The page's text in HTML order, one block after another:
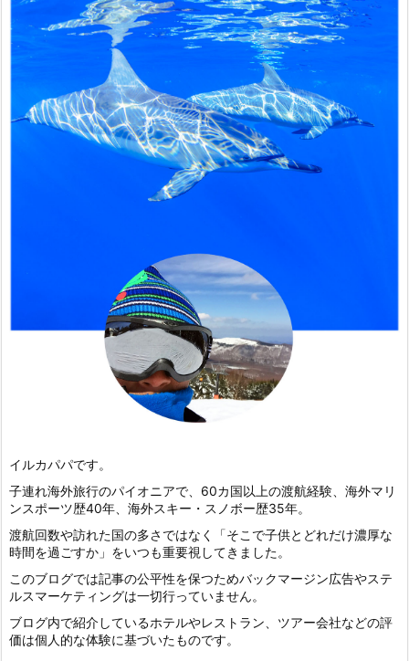
イルカパパです。
子連れ海外旅行のパイオニアで、60カ国以上の渡航経験、海外マリ
ンスポーツ歴40年、海外スキー・スノボー歴35年。
渡航回数や訪れた国の多さではなく「そこで子供とどれだけ濃厚な
時間を過ごすか」をいつも重要視してきました。
このブログでは記事の公平性を保つためバックマージン広告やステ
ルスマーケティングは一切行っていません。
ブログ内で紹介しているホテルやレストラン、ツアー会社などの評
価は個人的な体験に基づいたものです。